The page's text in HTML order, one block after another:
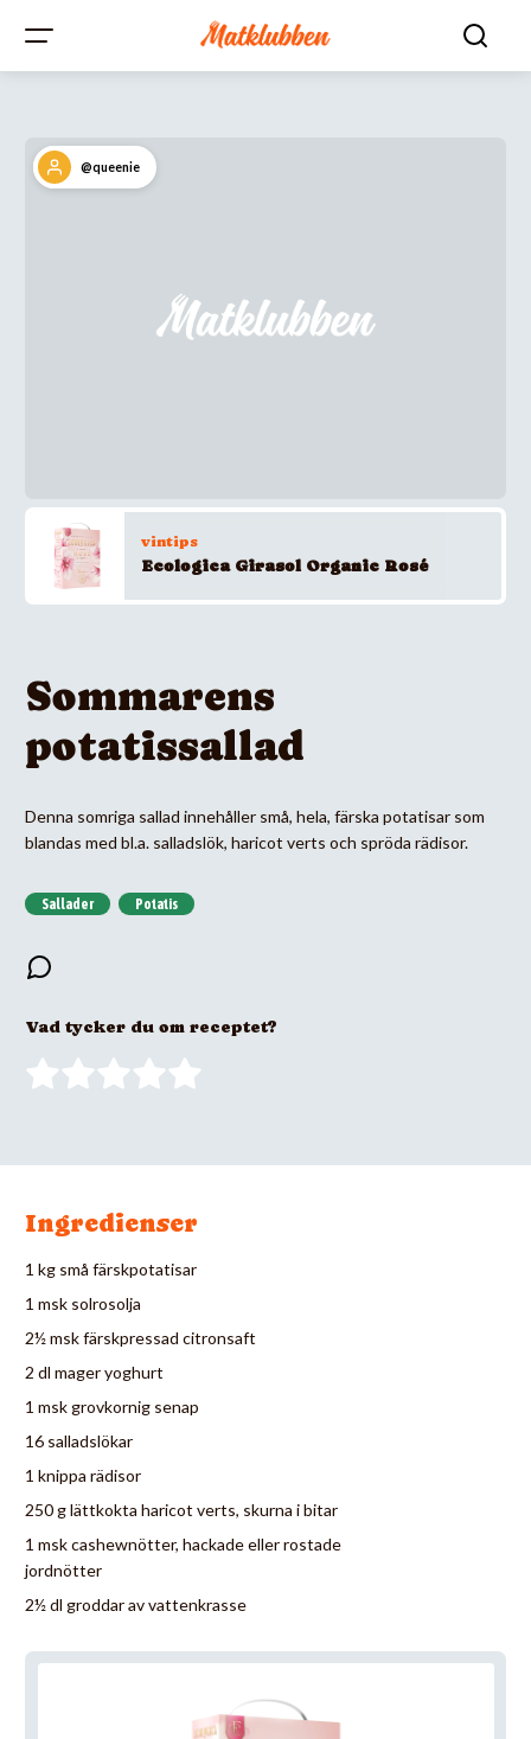
@queenie
vintips
Ecologica Girasol Organic Rosé
Sommarens
potatissallad
Denna somriga sallad innehåller små, hela, färska potatisar som
blandas med bl.a. salladslök, haricot verts och spröda rädisor.
Sallader Potatis
Vad tycker du om receptet?
Ingredienser
1 kg små färskpotatisar
1 msk solrosolja
2½ msk färskpressad citronsaft
2 dl mager yoghurt
1 msk grovkornig senap
16 salladslökar
1 knippa rädisor
250 g lättkokta haricot verts, skurna i bitar
1 msk cashewnötter, hackade eller rostade
jordnötter
2½ dl groddar av vattenkrasse